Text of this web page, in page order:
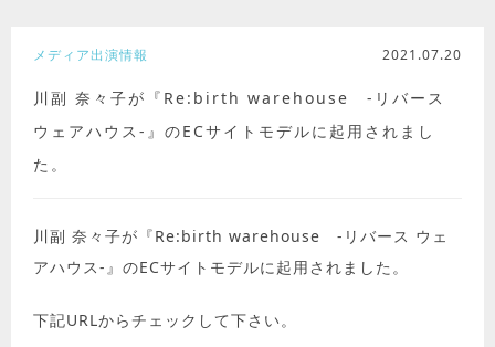
川副 奈々子が『Re:birth warehouse -リバース
ウェアハウス-』のECサイトモデルに起用されまし
た。
メディア出演情報 2021.07.20
川副 奈々子が『Re:birth warehouse -リバース ウェ
アハウス-』のECサイトモデルに起用されました。
下記URLからチェックして下さい。